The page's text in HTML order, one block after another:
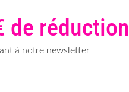
de réduction
à notre newsletter